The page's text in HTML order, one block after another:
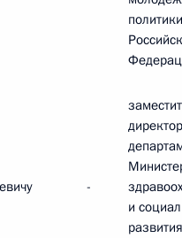
политики
-
и
развития